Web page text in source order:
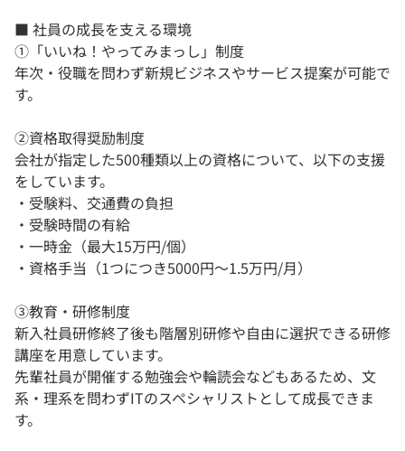
■ 社員の成長を支える環境
①「いいね！やってみまっし」制度
年次・役職を問わず新規ビジネスやサービス提案が可能で
す。
②資格取得奨励制度
会社が指定した500種類以上の資格について、以下の支援
をしています。
・受験料、交通費の負担
・受験時間の有給
・一時金（最大15万円/個）
・資格手当（1つにつき5000円～1.5万円/月）
③教育・研修制度
新入社員研修終了後も階層別研修や自由に選択できる研修
講座を用意しています。
先輩社員が開催する勉強会や輪読会などもあるため、文
系・理系を問わずITのスペシャリストとして成長できま
す。